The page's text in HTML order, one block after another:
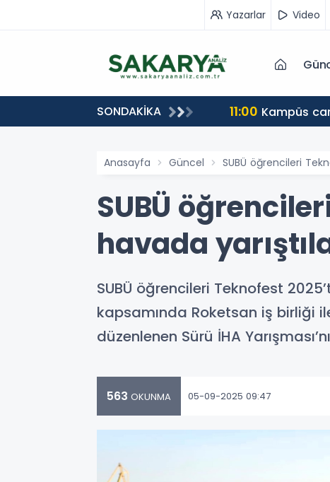
Yazarlar Video
SONDAKİKA 11:00 Kampüs
Anasayfa Güncel SUBÜ öğrencileri
SUBÜ
havada
SUBÜ öğrencileri Teknofest
kapsamında Roketsan iş birliği
düzenlenen Sürü İHA
563 OKUNMA 05-09-2025 09:47